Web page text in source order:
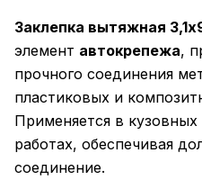
Заклепка вытяжная
элемент автокрепежа,
прочного соединения
пластиковых и
Применяется в
работах, обеспечивая
соединение.